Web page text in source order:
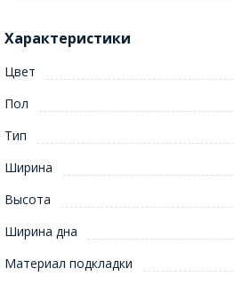
Характеристики
Цвет
Пол
Тип
Ширина
Высота
Ширина дна
Материал подкладки